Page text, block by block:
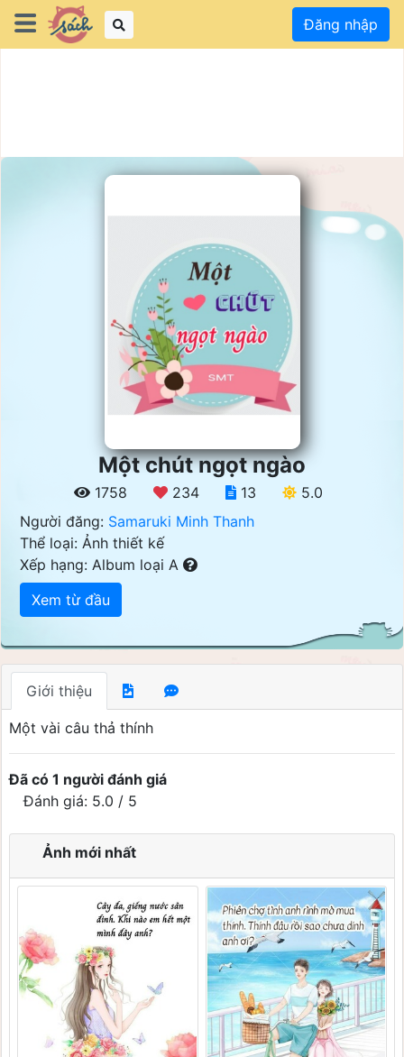
Đăng nhập
Một chút ngọt ngào
1758 234 13
5.0
Người đăng: Samaruki Minh Thanh
Thể loại: Ảnh thiết kế
Xếp hạng: Album loại A
Xem từ đầu
Giới thiệu
Một vài câu thả thính
Đã có 1 người đánh giá
Đánh giá: 5.0 / 5
Ảnh mới nhất